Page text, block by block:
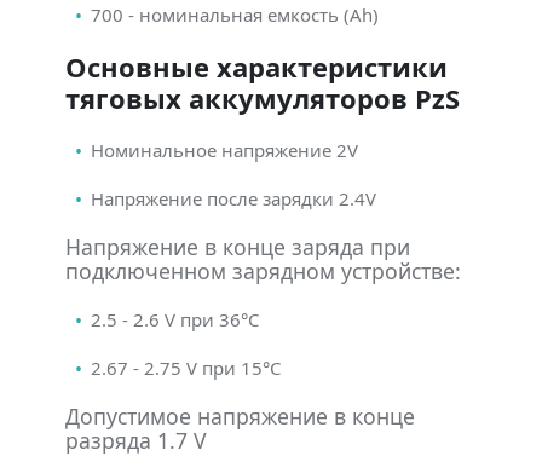
700 - номинальная емкость (Ah)
Основные характеристики
тяговых аккумуляторов PzS
Номинальное напряжение 2V
Напряжение после зарядки 2.4V
Напряжение в конце заряда при
подключенном зарядном устройстве:
2.5 - 2.6 V при 36°С
2.67 - 2.75 V при 15°С
Допустимое напряжение в конце
разряда 1.7 V